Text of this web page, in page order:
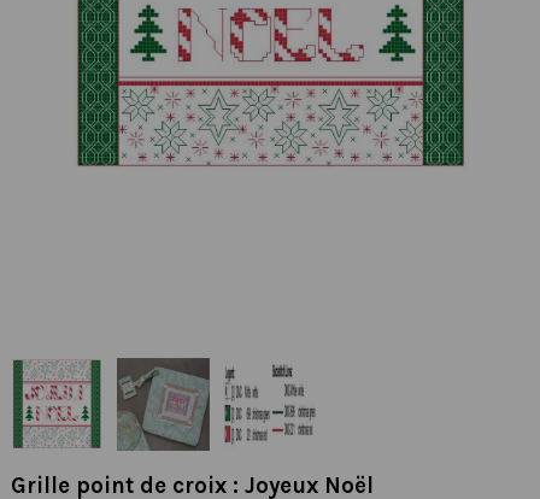
Grille point de croix : Joyeux Noël